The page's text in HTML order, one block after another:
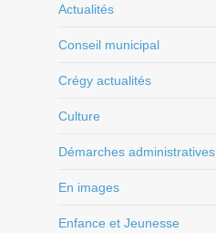
Actualités
Conseil municipal
Crégy actualités
Culture
Démarches administratives
En images
Enfance et Jeunesse